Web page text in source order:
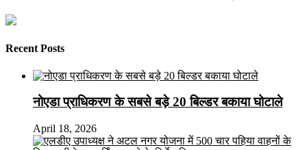
Recent Posts
नोएडा प्राधिकरण के सबसे बड़े 20 बिल्डर बकाया घोटाले
April 18, 2026